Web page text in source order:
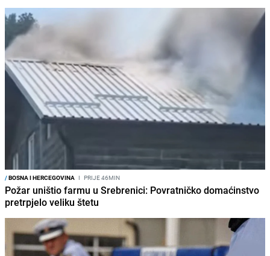
/BOSNA I HERCEGOVINA I PRIJE 46MIN
Požar uništio farmu u Srebrenici: Povratničko domaćinstvo
pretrpjelo veliku štetu